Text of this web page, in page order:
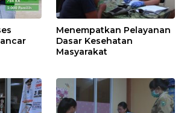
Menempatkan Pelayanan
Dasar Kesehatan
Masyarakat